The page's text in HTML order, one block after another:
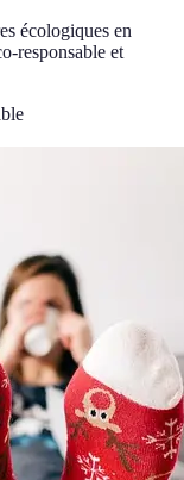
écologiques en
responsable et